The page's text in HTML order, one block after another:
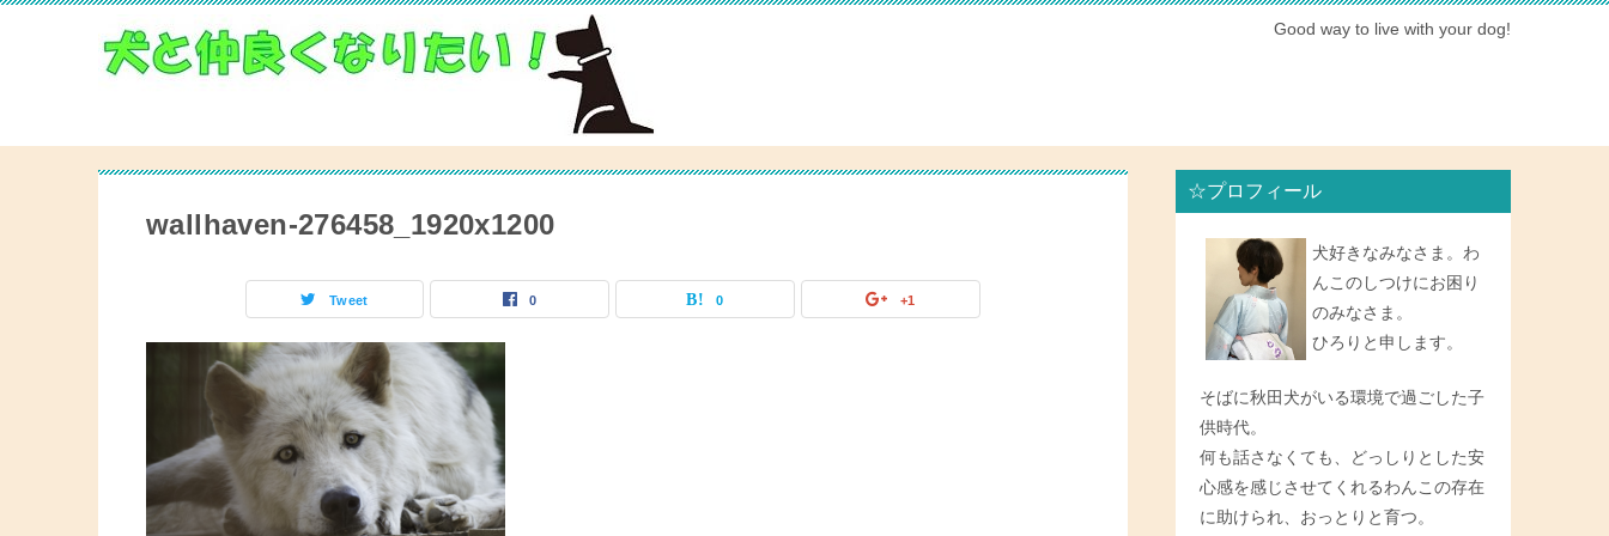
Good way to live with your dog!
wallhaven-276458_1920x1200
Tweet 0 0 +1
☆プロフィール
犬好きなみなさま。わ
んこのしつけにお困り
のみなさま。
ひろりと申します。
そばに秋田犬がいる環境で過ごした子
供時代。
何も話さなくても、どっしりとした安
心感を感じさせてくれるわんこの存在
に助けられ、おっとりと育つ。